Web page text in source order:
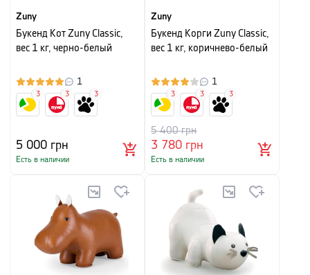
Zuny
Букенд Кот Zuny Classic,
вес 1 кг, черно-белый
1
5 000 грн
Есть в наличии
3 3 3
Zuny
Букенд Корги Zuny Classic,
вес 1 кг, коричнево-белый
1
3 780 грн
5 400грн
Есть в наличии
3 3 3